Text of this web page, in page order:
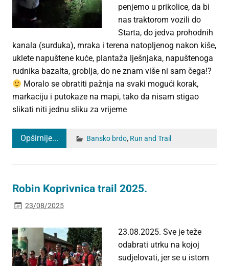
penjemo u prikolice, da bi
nas traktorom vozili do
Starta, do jedva prohodnih
kanala (surduka), mraka i terena natopljenog nakon kiše,
uklete napuštene kuće, plantaža lješnjaka, napuštenoga
rudnika bazalta, groblja, do ne znam više ni sam čega!?
Moralo se obratiti pažnja na svaki mogući korak,
markaciju i putokaze na mapi, tako da nisam stigao
slikati niti jednu sliku za vrijeme
Opširnije... Bansko brdo, Run and Trail
Robin Koprivnica trail 2025.
23/08/2025
23.08.2025. Sve je teže
odabrati utrku na kojoj
sudjelovati, jer se u istom